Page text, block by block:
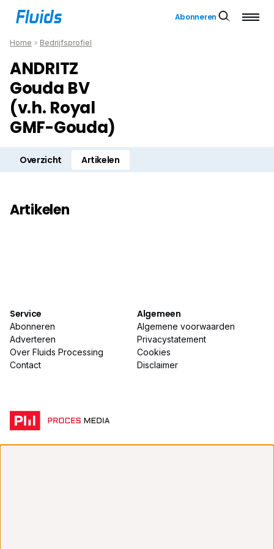
Abonneren
Home » Bedrijfsprofiel
ANDRITZ
Gouda BV
(v.h. Royal
GMF-Gouda)
Overzicht Artikelen
Artikelen
Service
Abonneren
Adverteren
Over Fluids Processing
Contact
Algemeen
Algemene voorwaarden
Privacystatement
Cookies
Disclaimer